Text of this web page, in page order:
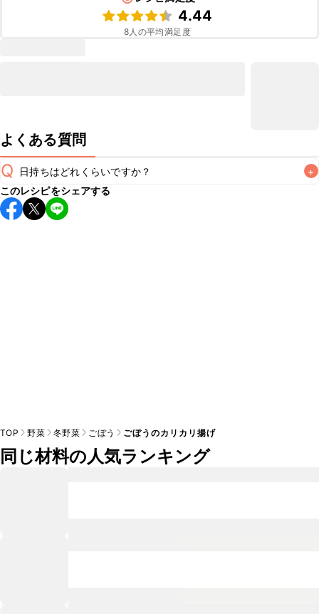
4.44
8人の平均満足度
よくある質問
Q 日持ちはどれくらいですか？ +
保存期間は冷蔵で翌日中が目安です。なるべくお早めにお召
し上がりください。
このレシピをシェアする
TOP 野菜 冬野菜 ごぼう ごぼうのカリカリ揚げ
同じ材料の人気ランキング